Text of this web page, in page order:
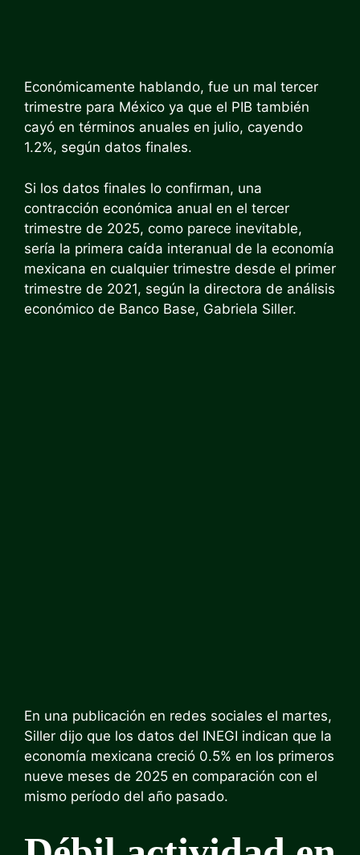
Económicamente hablando, fue un mal tercer
trimestre para México ya que el PIB también
cayó en términos anuales en julio, cayendo
1.2%, según datos finales.
Si los datos finales lo confirman, una
contracción económica anual en el tercer
trimestre de 2025, como parece inevitable,
sería la primera caída interanual de la economía
mexicana en cualquier trimestre desde el primer
trimestre de 2021, según la directora de análisis
económico de Banco Base, Gabriela Siller.
En una publicación en redes sociales el martes,
Siller dijo que los datos del INEGI indican que la
economía mexicana creció 0.5% en los primeros
nueve meses de 2025 en comparación con el
mismo período del año pasado.